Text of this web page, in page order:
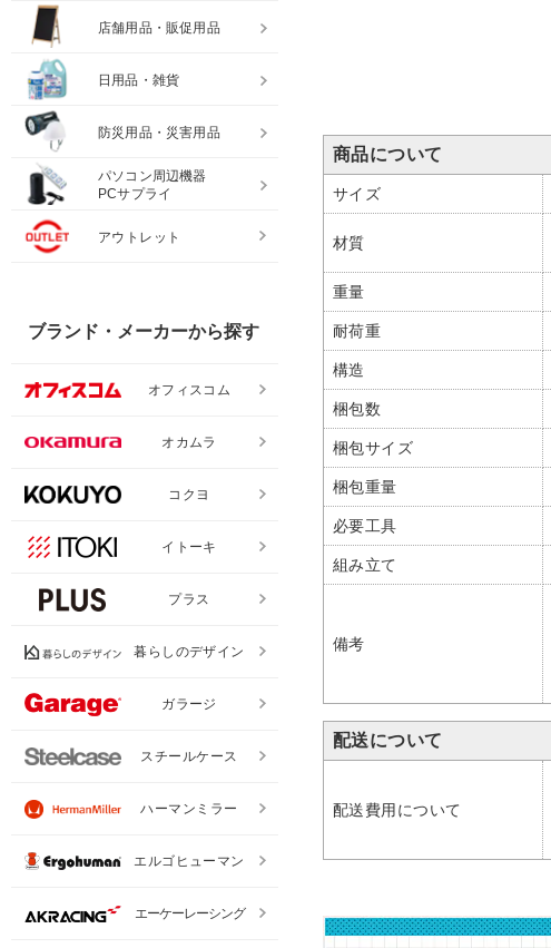
商品について
サイズ
材質
重量
耐荷重
構造
梱包数
梱包サイズ
梱包重量
必要工具
組み立て
備考
配送について
配送費用について
店舗用品・販促用品
日用品・雑貨
防災用品・災害用品
パソコン周辺機器
PCサプライ
アウトレット
ブランド・メーカーから探す
オフィスコム
オカムラ
コクヨ
イトーキ
プラス
暮らしのデザイン
ガラージ
スチールケース
ハーマンミラー
エルゴヒューマン
エーケーレーシング